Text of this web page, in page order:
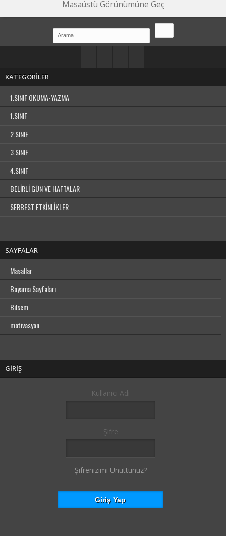
Masaüstü Görünümüne Geç
KATEGORİLER
1.SINIF OKUMA-YAZMA
1.SINIF
2.SINIF
3.SINIF
4.SINIF
BELİRLİ GÜN VE HAFTALAR
SERBEST ETKİNLİKLER
SAYFALAR
Masallar
Boyama Sayfaları
Bilsem
motivasyon
GİRİŞ
Kullanıcı Adı
Şifre
Şifrenizimi Unuttunuz?